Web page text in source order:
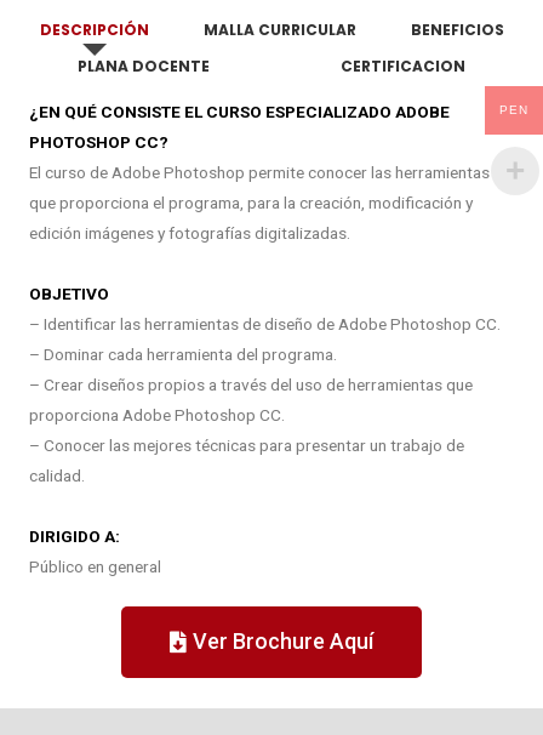
DESCRIPCIÓN MALLA CURRICULAR
BENEFICIOS
PLANA DOCENTE
CERTIFICACION
¿EN QUÉ CONSISTE EL CURSO ESPECIALIZADO ADOBE
PHOTOSHOP CC?
El curso de Adobe Photoshop permite conocer las herramientas
que proporciona el programa, para la creación, modificación y
edición imágenes y fotografías digitalizadas.
OBJETIVO
– Identificar las herramientas de diseño de Adobe Photoshop CC.
– Dominar cada herramienta del programa.
– Crear diseños propios a través del uso de herramientas que
proporciona Adobe Photoshop CC.
– Conocer las mejores técnicas para presentar un trabajo de
calidad.
DIRIGIDO A:
Público en general
Ver Brochure Aquí
PEN